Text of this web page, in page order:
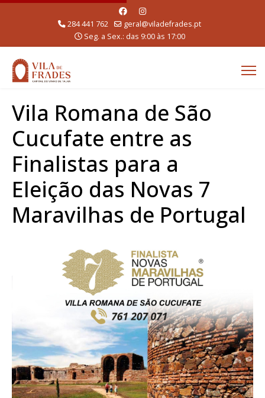
284 441 762
geral@viladefrades.pt
Seg. a Sex.: das 9:00 às 17:00
Vila Romana de São
Cucufate entre as
Finalistas para a
Eleição das Novas 7
Maravilhas de Portugal